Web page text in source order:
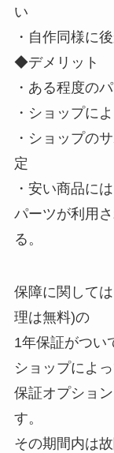
い
・自作同様に
◆デメリット
・ある程度の
・ショップに
・ショップの
定
・安い商品に
パーツが利用
る。
保障に関して
理は無料)の
1年保証がつい
ショップによ
保証オプショ
す。
その期間内は